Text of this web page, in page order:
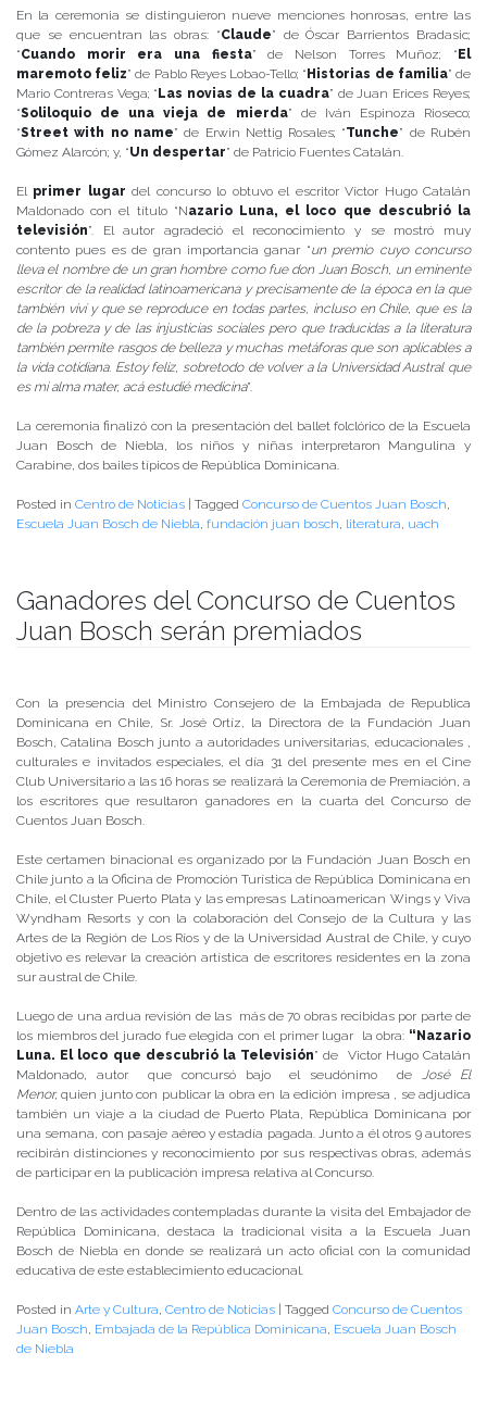
En la ceremonia se distinguieron nueve menciones honrosas, entre las
que se encuentran las obras: “Claude” de Óscar Barrientos Bradasic;
“Cuando morir era una fiesta” de Nelson Torres Muñoz; “El
maremoto feliz” de Pablo Reyes Lobao-Tello; “Historias de familia” de
Mario Contreras Vega; “Las novias de la cuadra” de Juan Erices Reyes;
“Soliloquio de una vieja de mierda” de Iván Espinoza Rioseco;
“Street with no name” de Erwin Nettig Rosales; “Tunche” de Rubén
Gómez Alarcón; y, “Un despertar” de Patricio Fuentes Catalán.
El primer lugar del concurso lo obtuvo el escritor Víctor Hugo Catalán
Maldonado con el título “Nazario Luna, el loco que descubrió la
televisión”. El autor agradeció el reconocimiento y se mostró muy
contento pues es de gran importancia ganar “un premio cuyo concurso
lleva el nombre de un gran hombre como fue don Juan Bosch, un eminente
escritor de la realidad latinoamericana y precisamente de la época en la que
también viví y que se reproduce en todas partes, incluso en Chile, que es la
de la pobreza y de las injusticias sociales pero que traducidas a la literatura
también permite rasgos de belleza y muchas metáforas que son aplicables a
la vida cotidiana. Estoy feliz, sobretodo de volver a la Universidad Austral que
es mi alma mater, acá estudié medicina”.
La ceremonia finalizó con la presentación del ballet folclórico de la Escuela
Juan Bosch de Niebla, los niños y niñas interpretaron Mangulina y
Carabine, dos bailes típicos de República Dominicana.
Posted in Centro de Noticias | Tagged Concurso de Cuentos Juan Bosch
Escuela Juan Bosch de Niebla fundación juan bosch literatura uach
Ganadores del Concurso de Cuentos
Juan Bosch serán premiados
Con la presencia del Ministro Consejero de la Embajada de Republica
Dominicana en Chile, Sr. José Ortíz, la Directora de la Fundación Juan
Bosch, Catalina Bosch junto a autoridades universitarias, educacionales ,
culturales e invitados especiales, el día 31 del presente mes en el Cine
Club Universitario a las 16 horas se realizará la Ceremonia de Premiación, a
los escritores que resultaron ganadores en la cuarta del Concurso de
Cuentos Juan Bosch.
Este certamen binacional es organizado por la Fundación Juan Bosch en
Chile junto a la Oficina de Promoción Turística de República Dominicana en
Chile, el Cluster Puerto Plata y las empresas Latinoamerican Wings y Viva
Wyndham Resorts y con la colaboración del Consejo de la Cultura y las
Artes de la Región de Los Ríos y de la Universidad Austral de Chile, y cuyo
objetivo es relevar la creación artística de escritores residentes en la zona
sur austral de Chile.
Luego de una ardua revisión de las más de 70 obras recibidas por parte de
los miembros del jurado fue elegida con el primer lugar la obra: “Nazario
Luna. El loco que descubrió la Televisión” de Victor Hugo Catalán
Maldonado, autor que concursó bajo el seudónimo de
José El
Menor,quien junto con publicar la obra en la edición impresa , se adjudica
también un viaje a la ciudad de Puerto Plata, República Dominicana por
una semana, con pasaje aéreo y estadía pagada. Junto a él otros 9 autores
recibirán distinciones y reconocimiento por sus respectivas obras, además
de participar en la publicación impresa relativa al Concurso.
Dentro de las actividades contempladas durante la visita del Embajador de
República Dominicana, destaca la tradicional visita a la Escuela Juan
Bosch de Niebla en donde se realizará un acto oficial con la comunidad
educativa de este establecimiento educacional.
Posted in Arte y Cultura Centro de Noticias | Tagged Concurso de Cuentos
Juan Bosch Embajada de la República Dominicana Escuela Juan Bosch
de Niebla